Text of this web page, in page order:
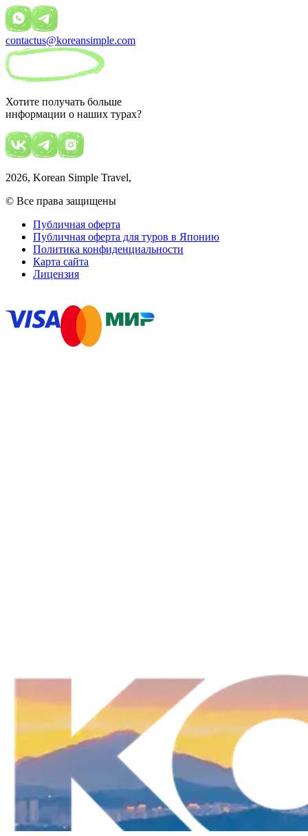
contactus@koreansimple.com
Хотите получать больше
информации о наших турах?
2026, Korean Simple Travel,
© Все права защищены
Публичная оферта
Публичная оферта для туров в Японию
Политика конфиденциальности
Карта сайта
Лицензия